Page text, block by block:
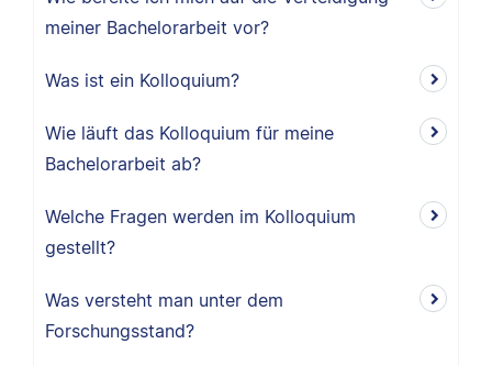
meiner Bachelorarbeit vor?
Was ist ein Kolloquium?
Wie läuft das Kolloquium für meine
Bachelorarbeit ab?
Welche Fragen werden im Kolloquium
gestellt?
Was versteht man unter dem
Forschungsstand?